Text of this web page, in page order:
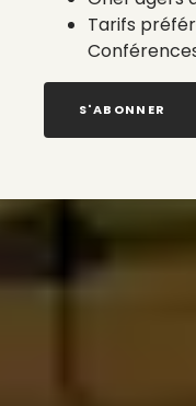
Tarifs
S'ABONNER